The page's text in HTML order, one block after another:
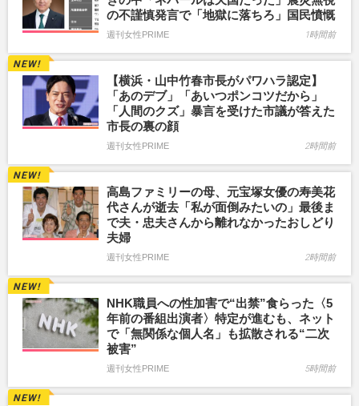
の不謹慎発言で「地獄に落ちろ」国民憤慨
週刊女性PRIME 1時間前
【横浜・山中竹春市長がパワハラ認定】
「あのデブ」「あいつポンコツだから」
「人間のクズ」暴言を受けた市議が答えた
市長の裏の顔
週刊女性PRIME 2時間前
高島ファミリーの母、元宝塚女優の寿美花
代さんが逝去「私が面倒みたいの」最後ま
で夫・忠夫さんから離れなかったおしどり
夫婦
週刊女性PRIME 2時間前
NHK職員への性加害で“出禁”食らった〈5
年前の番組出演者〉特定が進むも、ネット
で「無関係な個人名」も拡散される“二次
被害”
週刊女性PRIME 5時間前